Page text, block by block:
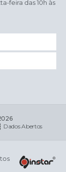
feira das 10h às
Dados Abertos